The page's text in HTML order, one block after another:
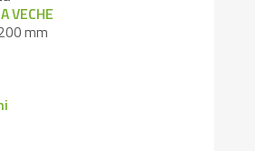
VECHE
mm